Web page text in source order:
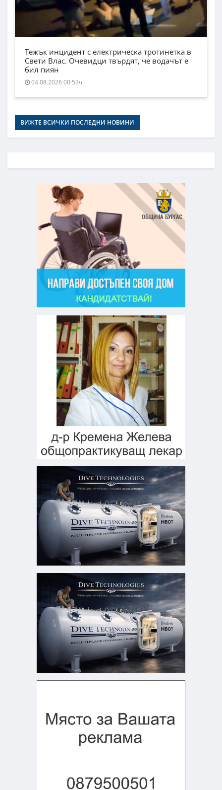
Тежък инцидент с електрическа тротинетка в
Свети Влас. Очевидци твърдят, че водачът е
бил пиян
04.08.2026 00:53ч.
ВИЖТЕ ВСИЧКИ ПОСЛЕДНИ НОВИНИ